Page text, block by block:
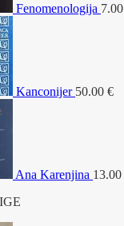
Fenomenologija 7.00
Kanconijer 50.00 €
Ana Karenjina 13.00